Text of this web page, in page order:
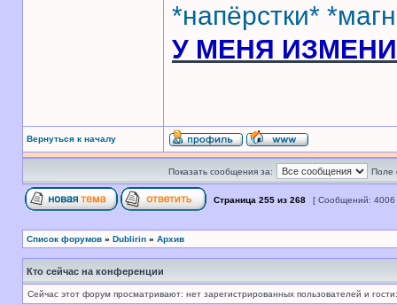
*напёрстки*
У МЕНЯ
Вернуться к началу
Показать сообщения за: Поле
Страница 255 из 268 [ Сообщений:
Список форумов » Dublirin » Архив
Кто сейчас на конференции
Сейчас этот форум просматривают: нет зарегистрированных пользователей и